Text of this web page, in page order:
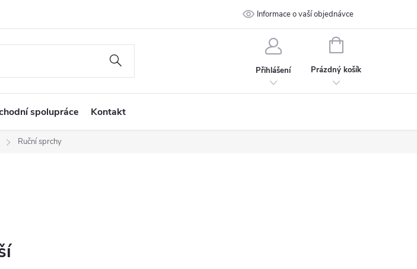
Ochrana osobních údajů Kontakt
Informace o vaší objednávce
Přihlášení
NÁKUPNÍ
Prázdný košík
spolupráce Kontakt
Ruční sprchy